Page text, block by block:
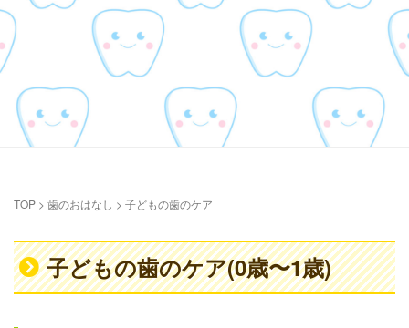
TOP > 歯のおはなし > 子どもの歯のケア
子どもの歯のケア(0歳〜1歳)